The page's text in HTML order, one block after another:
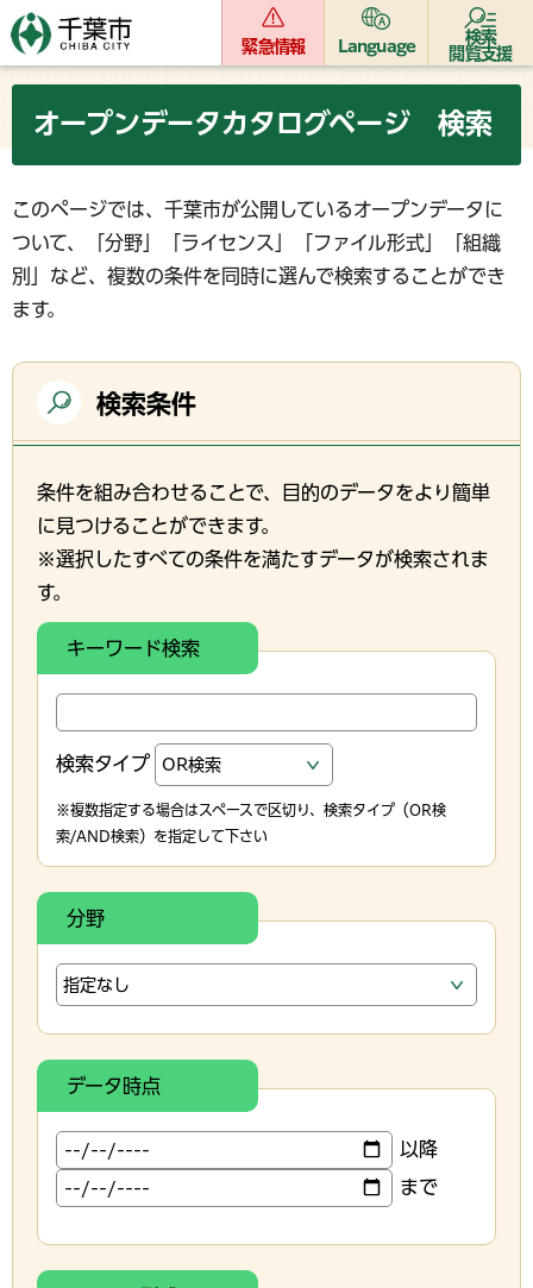
緊急情報 Language
検索
閲覧支援
オープンデータカタログページ 検索
このページでは、千葉市が公開しているオープンデータに
ついて、「分野」「ライセンス」「ファイル形式」「組織
別」など、複数の条件を同時に選んで検索することができ
ます。
検索条件
条件を組み合わせることで、目的のデータをより簡単
に見つけることができます。
※選択したすべての条件を満たすデータが検索されま
す。
キーワード検索
検索タイプ
※複数指定する場合はスペースで区切り、検索タイプ（OR検
索/AND検索）を指定して下さい
分野
データ時点
以降
まで